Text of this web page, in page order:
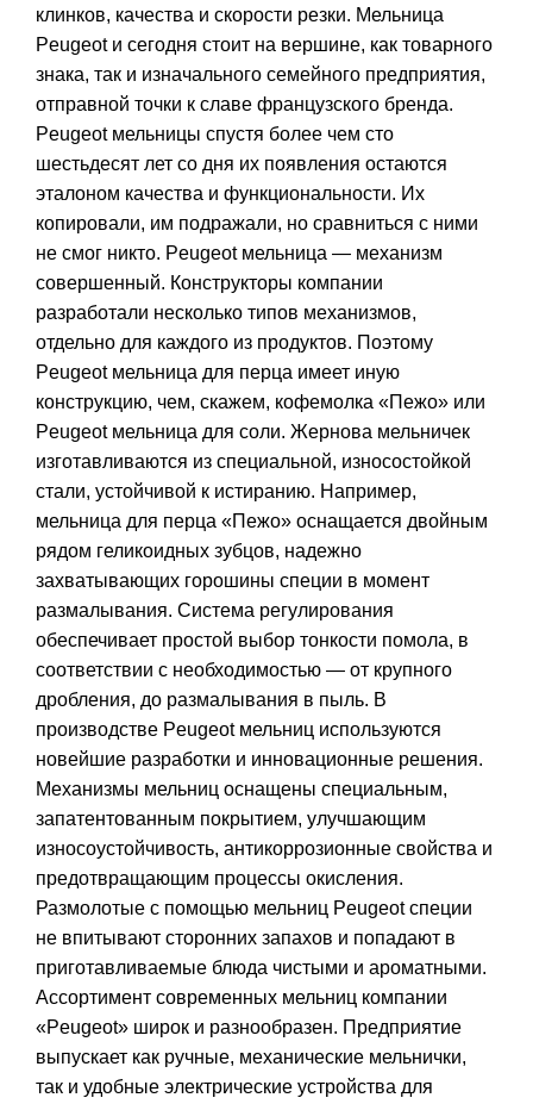
клинков, качества и скорости резки. Мельница
Peugeot и сегодня стоит на вершине, как товарного
знака, так и изначального семейного предприятия,
отправной точки к славе французского бренда.
Peugeot мельницы спустя более чем сто
шестьдесят лет со дня их появления остаются
эталоном качества и функциональности. Их
копировали, им подражали, но сравниться с ними
не смог никто. Peugeot мельница — механизм
совершенный. Конструкторы компании
разработали несколько типов механизмов,
отдельно для каждого из продуктов. Поэтому
Peugeot мельница для перца имеет иную
конструкцию, чем, скажем, кофемолка «Пежо» или
Peugeot мельница для соли. Жернова мельничек
изготавливаются из специальной, износостойкой
стали, устойчивой к истиранию. Например,
мельница для перца «Пежо» оснащается двойным
рядом геликоидных зубцов, надежно
захватывающих горошины специи в момент
размалывания. Система регулирования
обеспечивает простой выбор тонкости помола, в
соответствии с необходимостью — от крупного
дробления, до размалывания в пыль. В
производстве Peugeot мельниц используются
новейшие разработки и инновационные решения.
Механизмы мельниц оснащены специальным,
запатентованным покрытием, улучшающим
износоустойчивость, антикоррозионные свойства и
предотвращающим процессы окисления.
Размолотые с помощью мельниц Peugeot специи
не впитывают сторонних запахов и попадают в
приготавливаемые блюда чистыми и ароматными.
Ассортимент современных мельниц компании
«Peugeot» широк и разнообразен. Предприятие
выпускает как ручные, механические мельнички,
так и удобные электрические устройства для